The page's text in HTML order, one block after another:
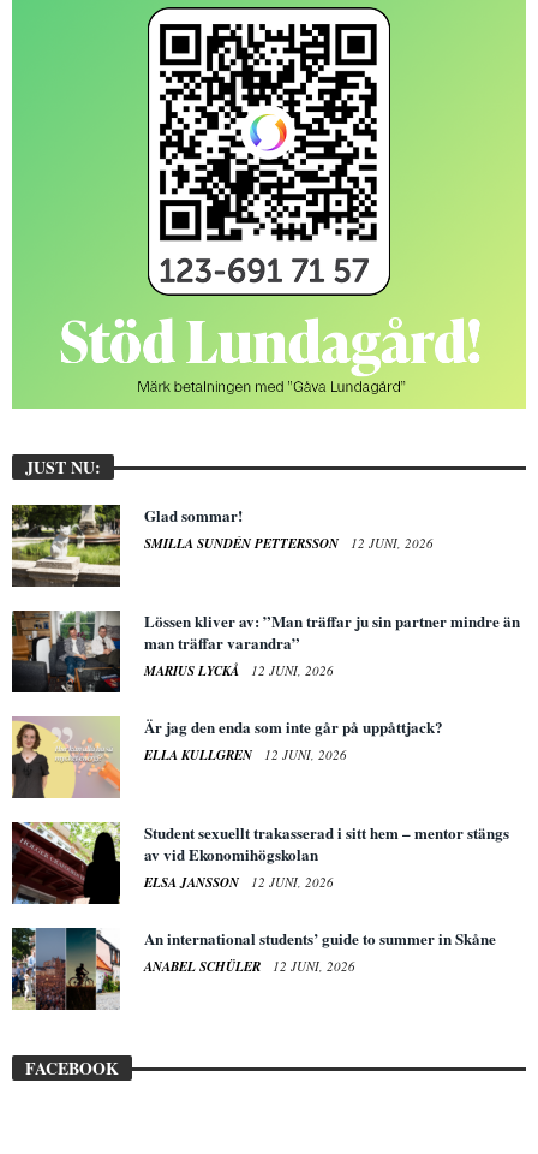
JUST NU:
Glad sommar!
SMILLA SUNDÉN PETTERSSON 12 JUNI, 2026
Lössen kliver av: ”Man träffar ju sin partner mindre än
man träffar varandra”
MARIUS LYCKÅ 12 JUNI, 2026
Är jag den enda som inte går på uppåttjack?
ELLA KULLGREN 12 JUNI, 2026
Student sexuellt trakasserad i sitt hem – mentor stängs
av vid Ekonomihögskolan
ELSA JANSSON 12 JUNI, 2026
An international students’ guide to summer in Skåne
ANABEL SCHÜLER 12 JUNI, 2026
FACEBOOK